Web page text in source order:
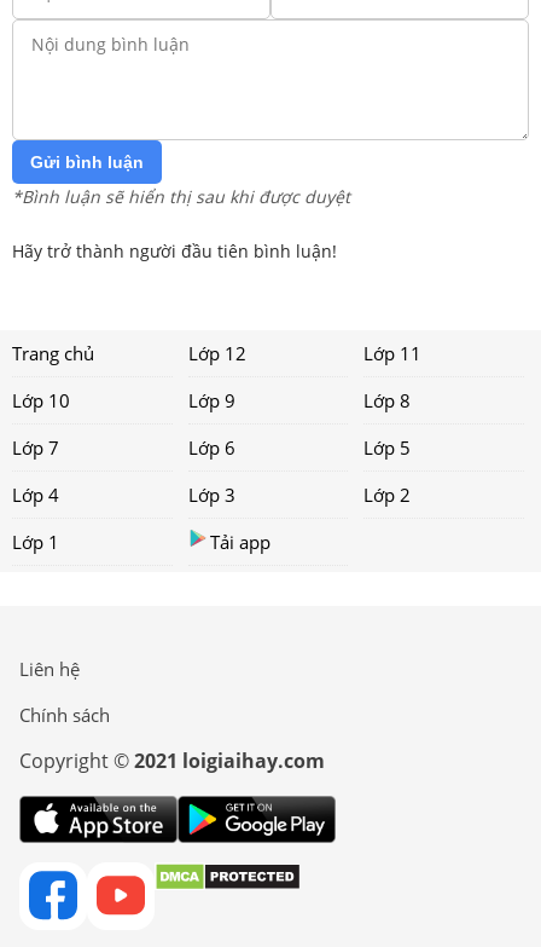
Gửi bình luận
*Bình luận sẽ hiển thị sau khi được duyệt
Hãy trở thành người đầu tiên bình luận!
Trang chủ Lớp 12
Lớp 11
Lớp 10
Lớp 9
Lớp 8
Lớp 7
Lớp 6
Lớp 5
Lớp 4
Lớp 3
Lớp 2
Lớp 1
Tải app
Liên hệ
Chính sách
Copyright ©2021 loigiaihay.com